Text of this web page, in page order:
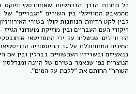
כל תחנות הדרך הדרמטיות שאוחובסקי
מהמאבק המוזיקלי בין השירים "הגבריים" של
לבין לקט הדיוות הנותנות קולן בשירי
ריקודי העם העבריים ובין מוזיקת מועדוני
היו חיילים שנשלחו על ידי התסריטאי
המינים המתחוללת על גב ההיסטוריה
בנאציזם ובשרידיו העכשוויים בברלין ובין
הנוצרית כפי שנאמר בשירם של היינה
הטוהר" החותם את "ללכת על המים".